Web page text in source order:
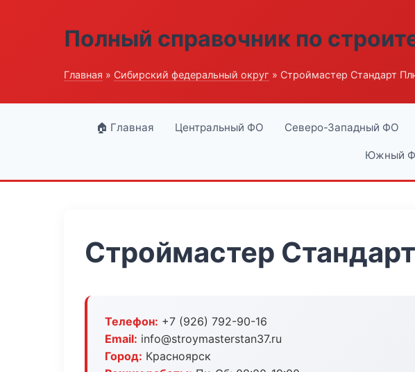
Полный справочник по
Главная » Сибирский федеральный округ » Строймастер Стандарт
🏠 Главная Центральный ФО Северо-Западный ФО
Южный
Строймастер
Телефон: +7 (926) 792-90-16
Email: info@stroymasterstan37.ru
Город: Красноярск